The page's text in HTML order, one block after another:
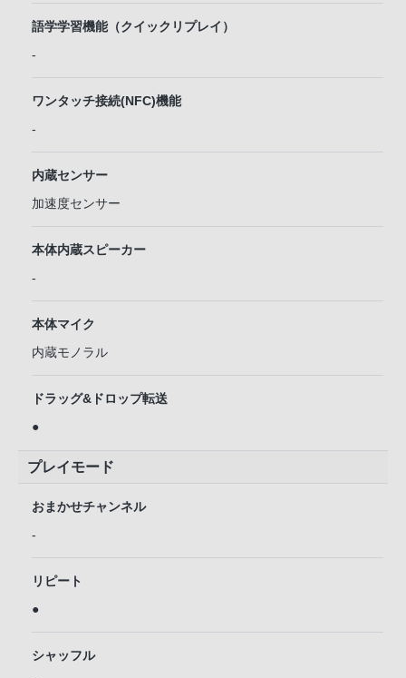
語学学習機能（クイックリプレイ）
-
ワンタッチ接続(NFC)機能
-
内蔵センサー
加速度センサー
本体内蔵スピーカー
-
本体マイク
内蔵モノラル
ドラッグ&ドロップ転送
●
プレイモード
おまかせチャンネル
-
リピート
●
シャッフル